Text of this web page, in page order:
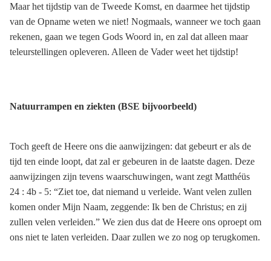
Maar het tijdstip van de Tweede Komst, en daarmee het tijdstip
van de Opname weten we niet! Nogmaals, wanneer we toch gaan
rekenen, gaan we tegen Gods Woord in, en zal dat alleen maar
teleurstellingen opleveren. Alleen de Vader weet het tijdstip!
Natuurrampen en ziekten (BSE bijvoorbeeld)
Toch geeft de Heere ons die aanwijzingen: dat gebeurt er als de
tijd ten einde loopt, dat zal er gebeuren in de laatste dagen. Deze
aanwijzingen zijn tevens waarschuwingen, want zegt Matthéüs
24 : 4b - 5: “Ziet toe, dat niemand u verleide. Want velen zullen
komen onder Mijn Naam, zeggende: Ik ben de Christus; en zij
zullen velen verleiden.” We zien dus dat de Heere ons oproept om
ons niet te laten verleiden. Daar zullen we zo nog op terugkomen.